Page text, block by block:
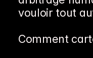
vouloir tout
Comment